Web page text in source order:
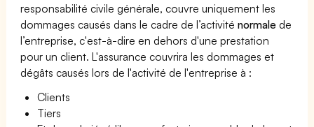
responsabilité civile générale, couvre uniquement les
dommages causés dans le cadre de l’activiténormale de
l’entreprise, c'est-à-dire en dehors d'une prestation
pour un client. L'assurance couvrira les dommages et
dégâts causés lors de l'activité de l'entreprise à :
Clients
Tiers